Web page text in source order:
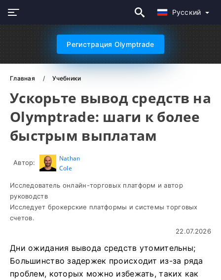
Русский
Регистрация Olymptrade
Главная Учебники
Ускорьте вывод средств на
Olymptrade: шаги к более
быстрым выплатам
Автор:
Nathan
Cole
Исследователь онлайн-торговых платформ и автор
руководств
Исследует брокерские платформы и системы торговых
счетов.
22.07.2026
Дни ожидания вывода средств утомительны;
Большинство задержек происходит из-за ряда
проблем, которых можно избежать, таких как